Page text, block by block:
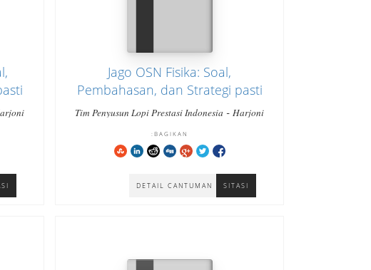
Jago OSN Fisika: Soal,
Pembahasan, dan Strategi pasti
bisa cara cepat paham dan
Sederajat
Tim Penyusun Lopi Prestasi Indonesia - Harjoni
DETAIL CANTUMAN SITASI
BAGIKAN: